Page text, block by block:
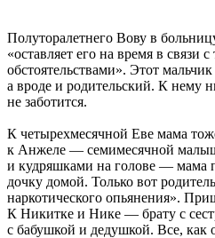
Полуторалетнего Вову в
«оставляет его на время в
обстоятельствами». Этот
а вроде и родительский. К нему
не заботится.
К четырехмесячной Еве мама
к Анжеле — семимесячной
и кудряшками на голове — мама
дочку домой. Только вот
наркотического опьянения».
К Никитке и Нике — брату с
с бабушкой и дедушкой. Все, как